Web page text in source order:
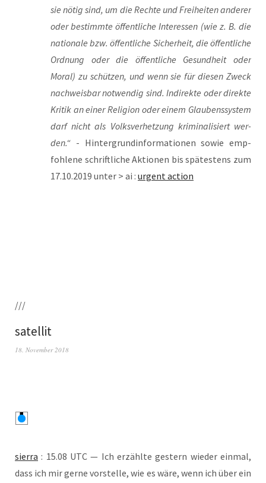
sie nötig sind, um die Rech­te und Frei­hei­ten ande­rer
oder bestimm­te öffent­li­che Inter­es­sen (wie z. B. die
natio­na­le bzw. öffent­li­che Sicher­heit, die öffent­li­che
Ord­nung oder die öffent­li­che Gesund­heit oder
Moral) zu schüt­zen, und wenn sie für die­sen Zweck
nach­weis­bar not­wen­dig sind. Indi­rek­te oder direk­te
Kri­tik an einer Reli­gi­on oder einem Glau­bens­sys­tem
darf nicht als Volks­ver­het­zung kri­mi­na­li­siert wer­
den.“ - Hin­ter­grund­in­for­ma­tio­nen sowie emp­
foh­le­ne schrift­li­che Aktio­nen bis spä­tes­tens zum
17.10.2019 unter > ai : urgent action
///
satellit
18. November 2018
sier­ra : 15.08 UTC — Ich erzähl­te ges­tern wie­der ein­mal,
dass ich mir ger­ne vor­stel­le, wie es wäre, wenn ich über ein